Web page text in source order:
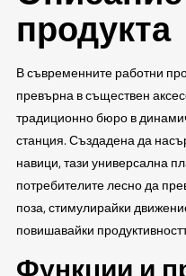
продукта
В съвременните работни
превърна в съществен
традиционно бюро в
станция. Създадена да
навици, тази универсална
потребителите лесно да
поза, стимулирайки
повишавайки